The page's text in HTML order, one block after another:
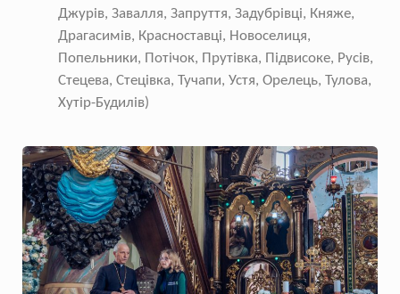
Джурів, Завалля, Запруття, Задубрівці, Княже,
Драгасимів, Красноставці, Новоселиця,
Попельники, Потічок, Прутівка, Підвисоке, Русів,
Стецева, Стецівка, Тучапи, Устя, Орелець, Тулова,
Хутір-Будилів)